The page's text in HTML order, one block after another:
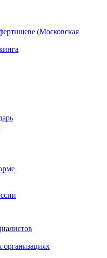
(Московская
организациях